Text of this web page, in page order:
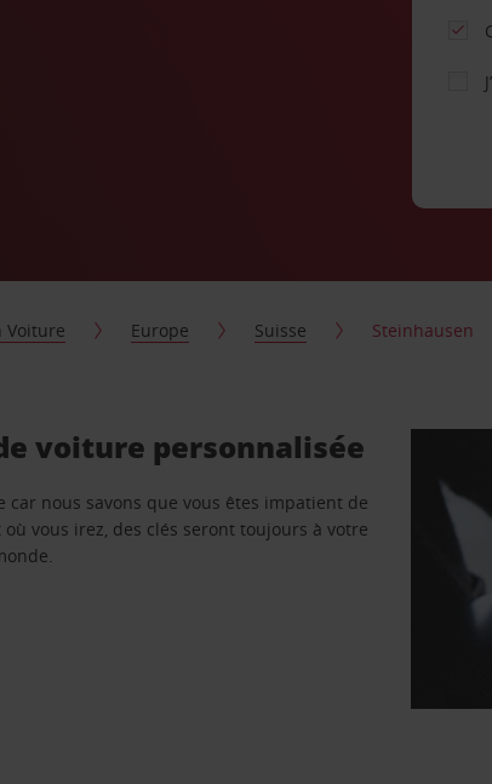
Voiture Europe Suisse Steinhausen
voiture personnalisée
nous savons que vous êtes impatient de
vous irez, des clés seront toujours à votre